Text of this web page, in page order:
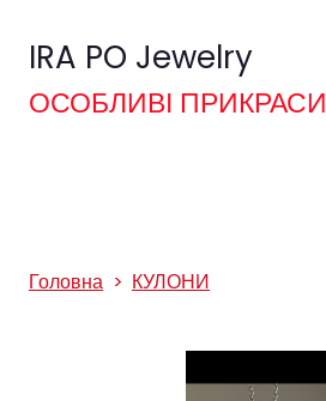
IRA PO Jewelry
ОСОБЛИВІ ПРИКРАСИ
Головна КУЛОНИ